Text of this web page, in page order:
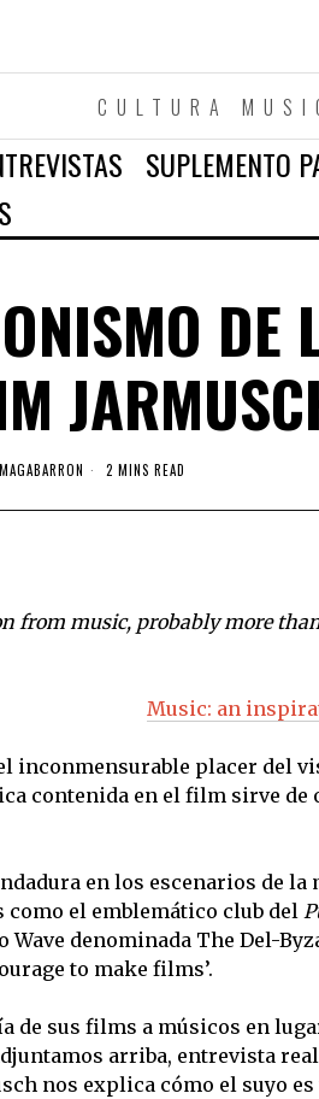
CULTURA
SUPLEMENTO
DE
2 MINS READ
from music, probably more
Music: an
inconmensurable placer del
contenida en el film sirve
en los escenarios de la
como el emblemático club del
Wave denominada The Del-
to make films’.
de sus films a músicos en
arriba, entrevista
nos explica cómo el suyo